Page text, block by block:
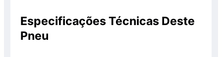
Especificações Técnicas Deste
Pneu